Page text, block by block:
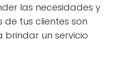
las necesidades y
de tus clientes son
un servicio